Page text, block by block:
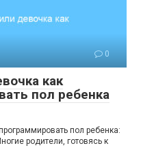
0
как
пол ребенка
пол ребенка:
родители, готовясь к